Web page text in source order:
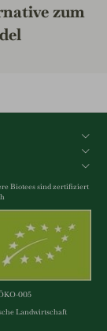
zum
Biotees sind zertifiziert
005
Landwirtschaft